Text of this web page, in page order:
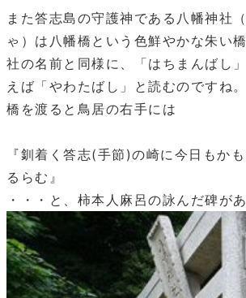
また答志島の守護神である八幡神社
ゃ）は八幡橋という色鮮やかな朱い
社の名前と同様に、「はちまんばし
えば「やわたばし」と読むのですね。
橋を渡ると鳥居の右手には
『釧着く答志(手節)の崎に今日もか
るらむ』
・・・と、柿本人麻呂の詠んだ碑が